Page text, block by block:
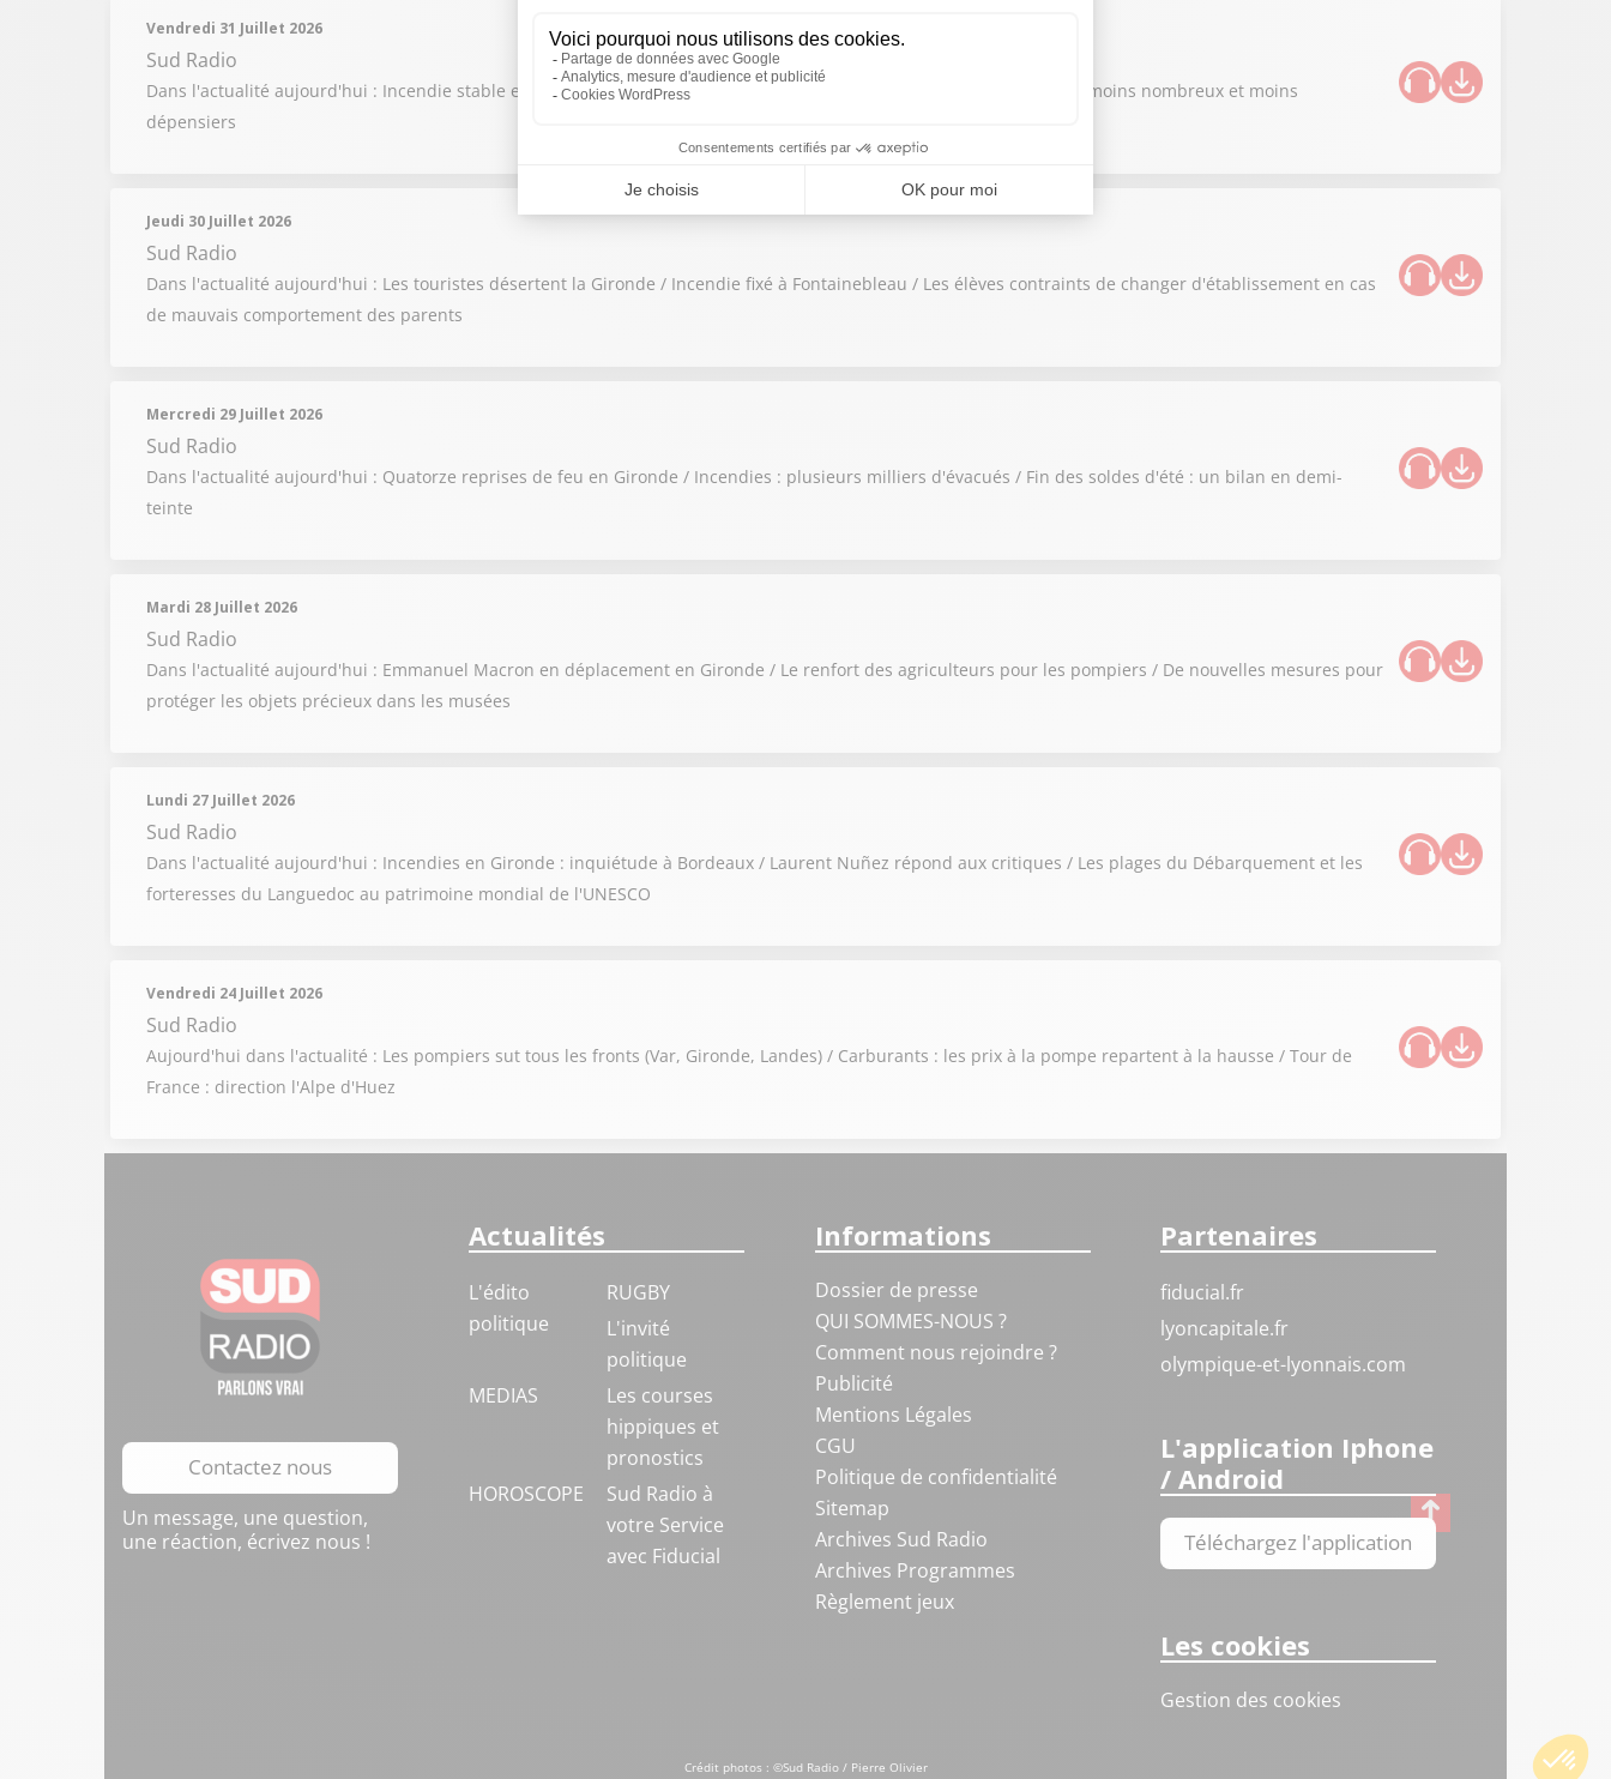
Vendredi 31 Juillet 2026
Sud Radio
Dans l'actualité aujourd'hui : Incendie stable en Gironde / Les pompiers sollicités partout en France / Des vacanciers moins nombreux et moins
dépensiers
Jeudi 30 Juillet 2026
Sud Radio
Dans l'actualité aujourd'hui : Les touristes désertent la Gironde / Incendie fixé à Fontainebleau / Les élèves contraints de changer d'établissement en cas
de mauvais comportement des parents
Mercredi 29 Juillet 2026
Sud Radio
Dans l'actualité aujourd'hui : Quatorze reprises de feu en Gironde / Incendies : plusieurs milliers d'évacués / Fin des soldes d'été : un bilan en demi-
teinte
Mardi 28 Juillet 2026
Sud Radio
Dans l'actualité aujourd'hui : Emmanuel Macron en déplacement en Gironde / Le renfort des agriculteurs pour les pompiers / De nouvelles mesures pour
protéger les objets précieux dans les musées
Lundi 27 Juillet 2026
Sud Radio
Dans l'actualité aujourd'hui : Incendies en Gironde : inquiétude à Bordeaux / Laurent Nuñez répond aux critiques / Les plages du Débarquement et les
forteresses du Languedoc au patrimoine mondial de l'UNESCO
Vendredi 24 Juillet 2026
Sud Radio
Aujourd'hui dans l'actualité : Les pompiers sut tous les fronts (Var, Gironde, Landes) / Carburants : les prix à la pompe repartent à la hausse / Tour de
France : direction l'Alpe d'Huez
Contactez nous
Un message, une question,
une réaction, écrivez nous !
Actualités
L'édito
politique
RUGBY
L'invité
politique
MEDIAS
Les courses
hippiques et
pronostics
HOROSCOPE
Sud Radio à
votre Service
avec Fiducial
Informations
Dossier de presse
QUI SOMMES-NOUS ?
Comment nous rejoindre ?
Publicité
Mentions Légales
CGU
Politique de confidentialité
Sitemap
Archives Sud Radio
Archives Programmes
Règlement jeux
Partenaires
fiducial.fr
lyoncapitale.fr
olympique-et-lyonnais.com
L'application Iphone
/ Android
Téléchargez l'application
Les cookies
Gestion des cookies
Crédit photos : ©Sud Radio / Pierre Olivier